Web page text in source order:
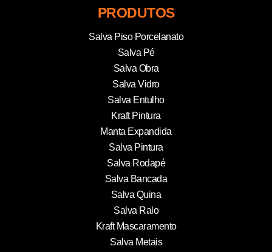
PRODUTOS
Salva Piso Porcelanato
Salva Pé
Salva Obra
Salva Vidro
Salva Entulho
Kraft Pintura
Manta Expandida
Salva Pintura
Salva Rodapé
Salva Bancada
Salva Quina
Salva Ralo
Kraft Mascaramento
Salva Metais